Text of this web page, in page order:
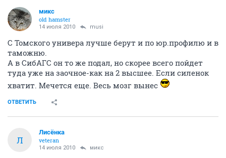
микс
old hamster
14 июля 2010 musi
С Томского универа лучше берут и по юр.профилю и в
таможню.
А в СибАГС он то же подал, но скорее всего пойдет
туда уже на заочное-как на 2 высшее. Если силенок
хватит. Мечется еще. Весь мозг вынес
ОТВЕТИТЬ
Л
Лисёнка
veteran
14 июля 2010 микс